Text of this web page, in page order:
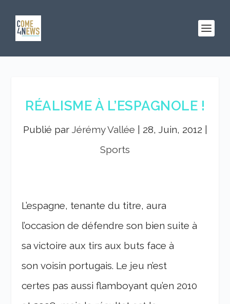
RÉALISME À L’ESPAGNOLE !
Publié par Jérémy Vallée 28, Juin, 2012
Sports
L’espagne, tenante du titre, aura
l’occasion de défendre son bien suite à
sa victoire aux tirs aux buts face à
son voisin portugais. Le jeu n’est
certes pas aussi flamboyant qu’en 2010